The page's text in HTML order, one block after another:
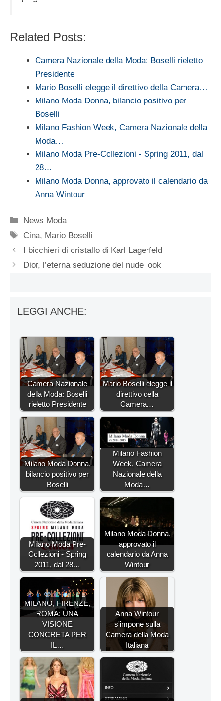
Related Posts:
Camera Nazionale della Moda: Boselli rieletto
Presidente
Mario Boselli elegge il direttivo della Camera…
Milano Moda Donna, bilancio positivo per
Boselli
Milano Fashion Week, Camera Nazionale della
Moda…
Milano Moda Pre-Collezioni - Spring 2011, dal
28…
Milano Moda Donna, approvato il calendario da
Anna Wintour
Categorie
News Moda
Tag
Cina, Mario Boselli
I bicchieri di cristallo di Karl Lagerfeld
Dior, l’eterna seduzione del nude look
LEGGI ANCHE:
Camera Nazionale
della Moda: Boselli
rieletto Presidente
Mario Boselli elegge il
direttivo della
Camera…
Milano Moda Donna,
bilancio positivo per
Boselli
Milano Fashion
Week, Camera
Nazionale della
Moda…
Milano Moda Pre-
Collezioni - Spring
2011, dal 28…
Milano Moda Donna,
approvato il
calendario da Anna
Wintour
MILANO, FIRENZE,
ROMA: UNA
VISIONE
CONCRETA PER
IL…
Anna Wintour
s'impone sulla
Camera della Moda
Italiana